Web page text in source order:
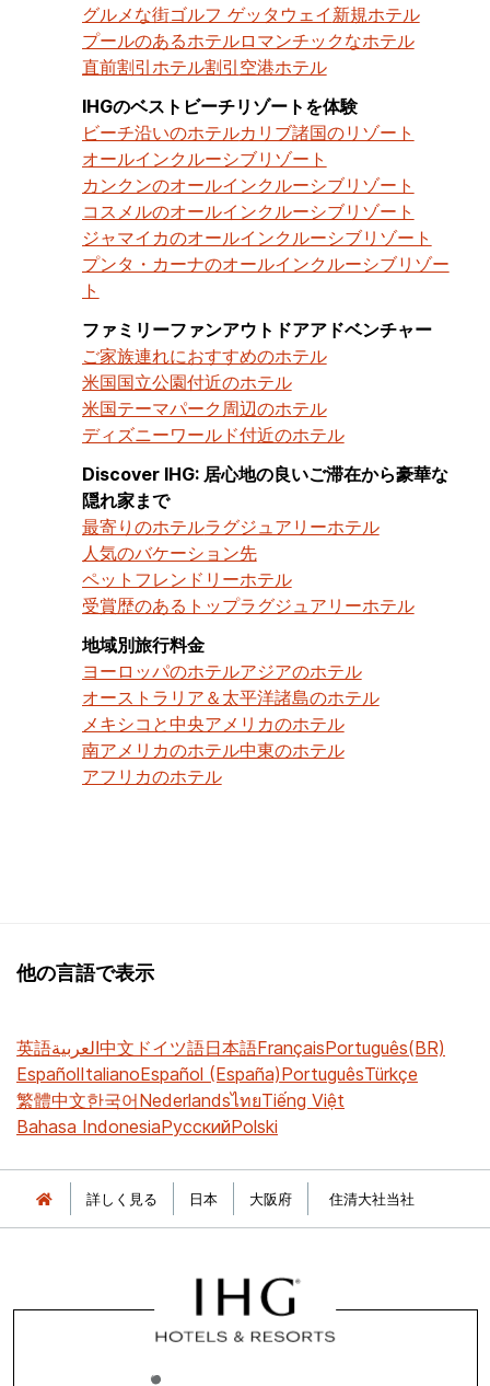
グルメな街ゴルフ ゲッタウェイ 新規ホテル
プールのあるホテルロマンチックなホテル
直前割引ホテル割引 空港ホテル
IHGのベストビーチリゾートを体験
ビーチ沿いのホテルカリブ諸国のリゾート
オールインクルーシブリゾート
カンクンのオールインクルーシブリゾート
コスメルのオールインクルーシブリゾート
ジャマイカのオールインクルーシブリゾート
プンタ・カーナのオールインクルーシブリゾー
ト
ファミリーファンアウトドアアドベンチャー
ご家族連れにおすすめのホテル
米国国立公園付近のホテル
米国テーマパーク周辺のホテル
ディズニーワールド付近のホテル
Discover IHG: 居心地の良いご滞在から豪華な
隠れ家まで
最寄りのホテルラグジュアリーホテル
人気のバケーション先
ペットフレンドリーホテル
受賞歴のあるトップラグジュアリーホテル
地域別旅行料金
ヨーロッパのホテルアジアのホテル
オーストラリア＆太平洋諸島のホテル
メキシコと中央アメリカのホテル
南アメリカのホテル中東のホテル
アフリカのホテル
他の言語で表示
英語العربية中文 ドイツ語日本語FrançaisPortuguês(BR)
EspañolItalianoEspañol (España)PortuguêsTürkçe
繁體中文한국어NederlandsไทยTiếng Việt
Bahasa IndonesiaРусскийPolski
詳しく見る 日本 大阪府 住清大社当社